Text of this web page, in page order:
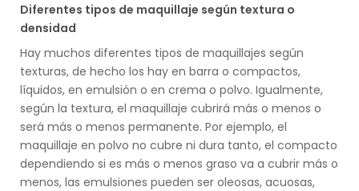
Diferentes tipos de maquillaje según textura o
densidad
Hay muchos diferentes tipos de maquillajes según
texturas, de hecho los hay en barra o compactos,
líquidos, en emulsión o en crema o polvo. Igualmente,
según la textura, el maquillaje cubrirá más o menos o
será más o menos permanente. Por ejemplo, el
maquillaje en polvo no cubre ni dura tanto, el compacto
dependiendo si es más o menos graso va a cubrir más o
menos, las emulsiones pueden ser oleosas, acuosas,